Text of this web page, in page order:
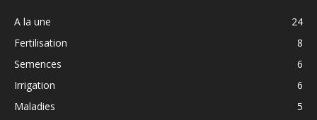
A la une
24
Fertilisation
8
Semences
6
Irrigation
6
Maladies
5